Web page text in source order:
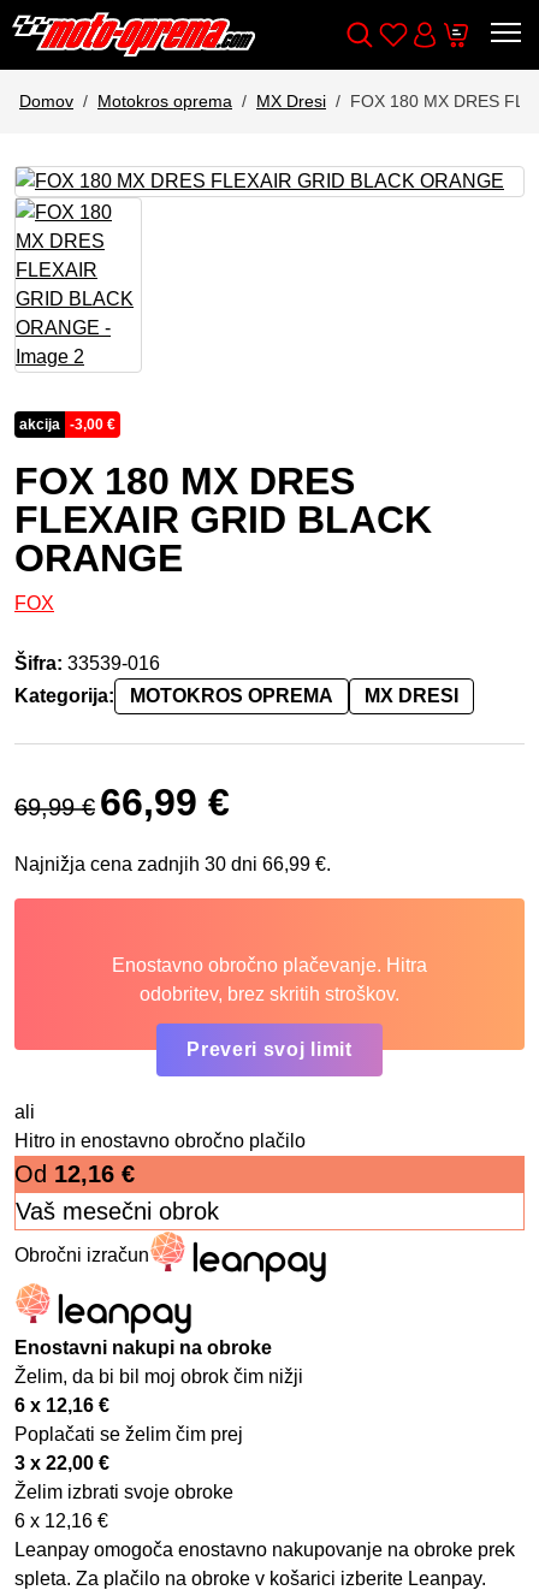
Wishlist
Cart
Domov Motokros oprema MX Dresi FOX 180 MX DRES
akcija -3,00 €
FOX 180 MX DRES
FLEXAIR GRID BLACK
ORANGE
FOX
Šifra: 33539-016
Kategorija:
MOTOKROS OPREMA MX DRESI
69,99€
Izvirna cena je bila: 69,99 €.
66,99 €
Najnižja cena zadnjih 30 dni 66,99 €.
Enostavno obročno plačevanje. Hitra
odobritev, brez skritih stroškov.
Preveri svoj limit
ali
Hitro in enostavno obročno plačilo
Od 12,16 €
Vaš mesečni obrok
Obročni izračun
Enostavni nakupi na obroke
Želim, da bi bil moj obrok čim nižji
6 x 12,16 €
Poplačati se želim čim prej
3 x 22,00 €
Želim izbrati svoje obroke
6 x 12,16 €
Leanpay omogoča enostavno nakupovanje na obroke prek
spleta. Za plačilo na obroke v košarici izberite Leanpay.